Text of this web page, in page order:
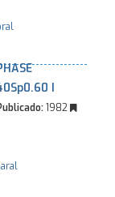
I
1982